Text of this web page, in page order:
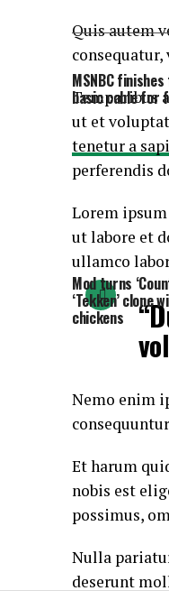
Quis autem
Temporibus
ut et
tenetur a
perferendis
Lorem
ut labore et
ullamco
Nemo enim
Et harum
nobis est
possimus,
Nulla
deserunt
MSNBC
basic cable for
Mod turns
‘Tekken’ clone
chickens